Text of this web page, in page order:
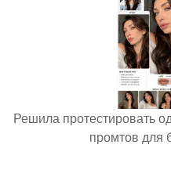
Решила протестировать
промтов для